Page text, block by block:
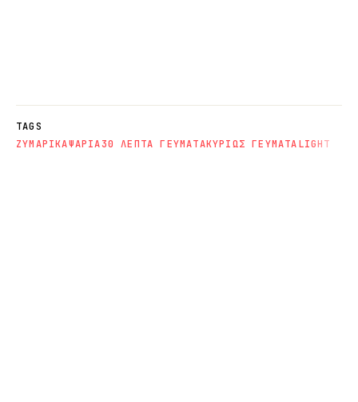
TAGS
ΖΥΜΑΡΙΚΑΨΑΡΙΑ30 ΛΕΠΤΑ ΓΕΥΜΑΤΑΚΥΡΙΩΣ ΓΕΥΜΑΤΑLIGHT